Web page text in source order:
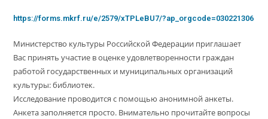
https://forms.mkrf.ru/e/2579/xTPLeBU7/?ap_orgcode=030221306
Министерство культуры Российской Федерации приглашает
Вас принять участие в оценке удовлетворенности граждан
работой государственных и муниципальных организаций
культуры: библиотек.
Исследование проводится с помощью анонимной анкеты.
Анкета заполняется просто. Внимательно прочитайте вопросы